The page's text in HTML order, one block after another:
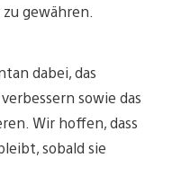
gewähren.
dabei, das
sowie das
Wir hoffen, dass
sobald sie